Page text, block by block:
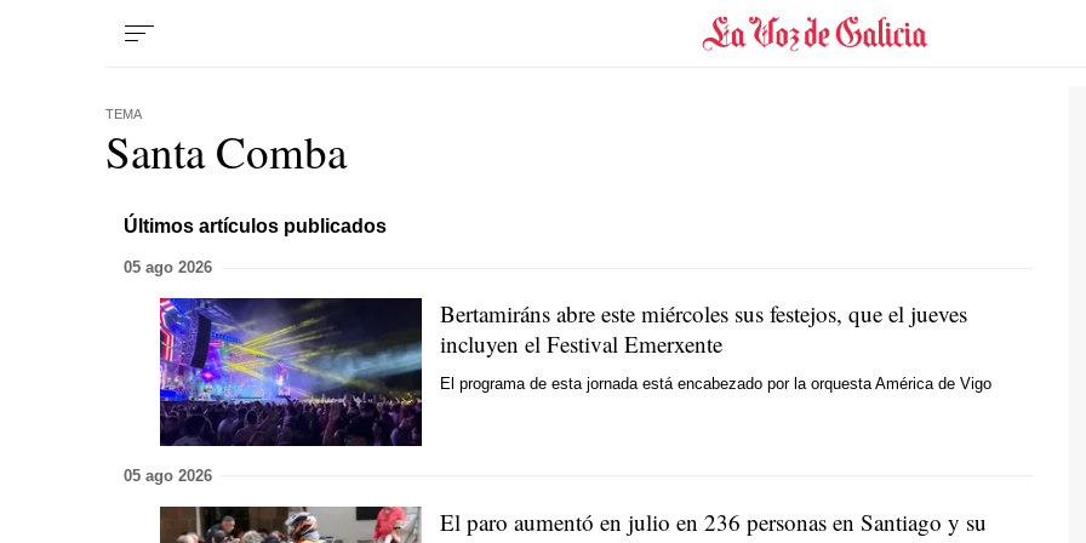
TEMA
Santa Comba
Últimos artículos publicados
05 ago 2026
Bertamiráns abre este miércoles sus festejos, que el jueves
incluyen el Festival Emerxente
El programa de esta jornada está encabezado por la orquesta América de Vigo
05 ago 2026
El paro aumentó en julio en 236 personas en Santiago y su